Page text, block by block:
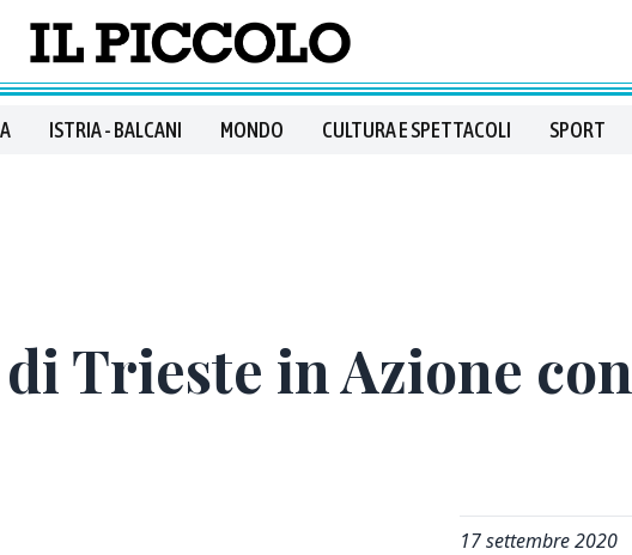
ISTRIA - BALCANI MONDO CULTURA E SPETTACOLI SPORT
Trieste in Azione con
17 settembre 2020